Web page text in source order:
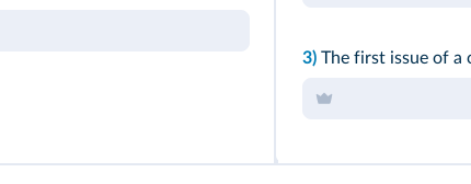
3) The first issue of a